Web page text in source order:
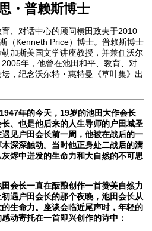
・普赖斯博士
、对话中心的顾问横田政夫于2010
（Kenneth Price）博士。普赖斯博士
加斯美国文学讲座教授，并兼任沃尔
年，他曾在池田和平、教育、对
，纪念沃尔特・惠特曼《草叶集》出
年的今天，19岁的池田大作会长
、也是他后来的人生导师的户田城圣
见户田会长前一周，他被在战后的一
深深触动。当时他正身处二战后的满
烬中迸发的生命力和大自然的不可思
会长一直在酝酿创作一首赞美自然力
遇户田会长的那个夜晚，池田会长从
生命力。座谈会临近尾声时，年轻的
动寄托在一首即兴创作的诗中：